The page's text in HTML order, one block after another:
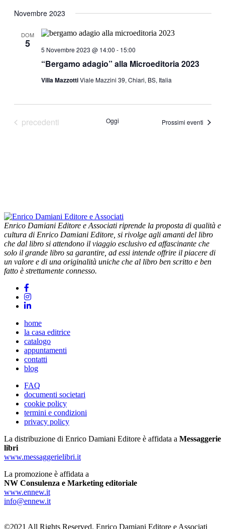
e
la
Novembre 2023
DOM
5
“Bergamo adagio” alla Microeditoria 2023
5 Novembre 2023 @ 14:00 - 15:00
Villa MazzottiViale Mazzini 39, Chiari, BS, Italia
Eventi
precedenti Oggi Prossimi eventi
Enrico Damiani Editore e Associati riprende la proposta di qualità e
cultura di Enrico Damiani Editore, si rivolge agli amanti del libro
che dal libro si attendono il viaggio esclusivo ed affascinante che
solo il grande libro sa garantire, ad essi intende offrire il piacere di
un valore e di una originalità uniche che al libro ben scritto e ben
fatto è strettamente connesso.
home
la casa editrice
catalogo
appuntamenti
contatti
blog
FAQ
documenti societari
cookie policy
termini e condizioni
privacy policy
La distribuzione di Enrico Damiani Editore è affidata a Messaggerie
libri
www.messaggerielibri.it
La promozione è affidata a
NW Consulenza e Marketing editoriale
www.ennew.it
info@ennew.it
©2021 All Rights Reserved. Enrico Damiani Editore e Associati